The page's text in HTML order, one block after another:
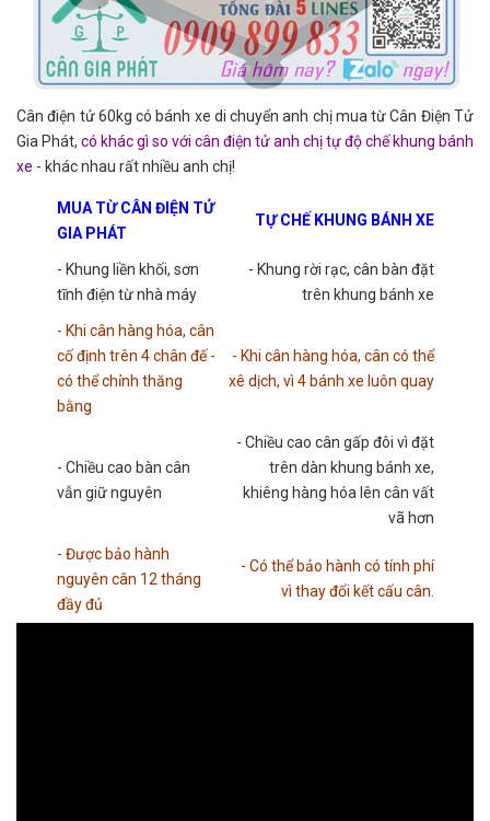
Cân điện tử 60kg có bánh xe di chuyển anh chị mua từ Cân Điện Tử
Gia Phát, có khác gì so với cân điện tử anh chị tự độ chế khung bánh
xe - khác nhau rất nhiều anh chị!
MUA TỪ CÂN ĐIỆN TỬ
GIA PHÁT
TỰ CHẾ KHUNG BÁNH XE
- Khung liền khối, sơn
tĩnh điện từ nhà máy
- Khung rời rạc, cân bàn đặt
trên khung bánh xe
- Khi cân hàng hóa, cân
cố định trên 4 chân đế -
có thể chỉnh thăng
bằng
- Khi cân hàng hóa, cân có thể
xê dịch, vì 4 bánh xe luôn quay
- Chiều cao bàn cân
vẫn giữ nguyên
- Chiều cao cân gấp đôi vì đặt
trên dàn khung bánh xe,
khiêng hàng hóa lên cân vất
vã hơn
- Được bảo hành
nguyên cân 12 tháng
đầy đủ
- Có thể bảo hành có tính phí
vì thay đổi kết cấu cân.